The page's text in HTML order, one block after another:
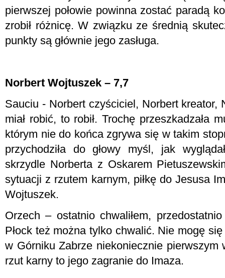
pierwszej połowie powinna zostać paradą
zrobił różnicę. W związku ze średnią
punkty są głównie jego zasługa.
Norbert Wojtuszek – 7,7
Sauciu - Norbert czyściciel, Norbert kreator,
miał robić, to robił. Trochę przeszkadzała
którym nie do końca zgrywa się w takim
przychodziła do głowy myśl, jak
skrzydle Norberta z Oskarem
sytuacji z rzutem karnym, piłkę do Jesusa
Wojtuszek.
Orzech – ostatnio chwaliłem,
Płock też można tylko chwalić. Nie mogę
w Górniku Zabrze niekoniecznie pierwszym
rzut karny to jego zagranie do Imaza.